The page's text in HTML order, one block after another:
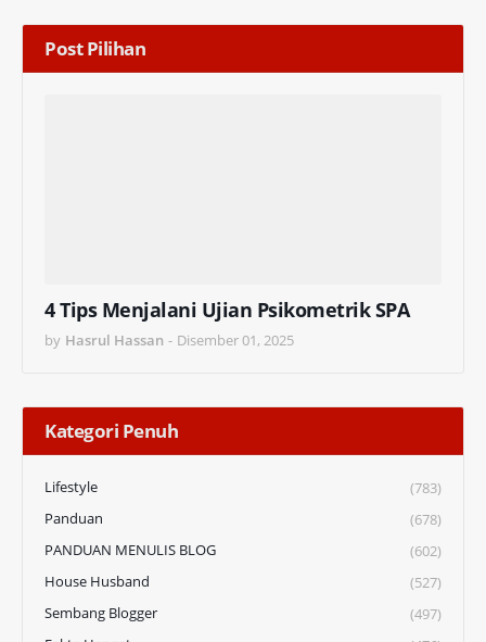
Post Pilihan
4 Tips Menjalani Ujian Psikometrik SPA
by Hasrul Hassan - Disember 01, 2025
Kategori Penuh
Lifestyle
(783)
Panduan
(678)
PANDUAN MENULIS BLOG
(602)
House Husband
(527)
Sembang Blogger
(497)